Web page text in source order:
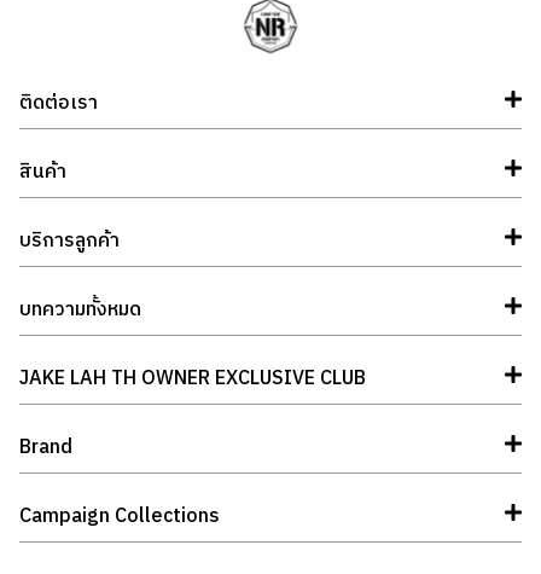
ติดต่อเรา
สินค้า
บริการลูกค้า
บทความทั้งหมด
JAKE LAH TH OWNER EXCLUSIVE CLUB
Brand
Campaign Collections